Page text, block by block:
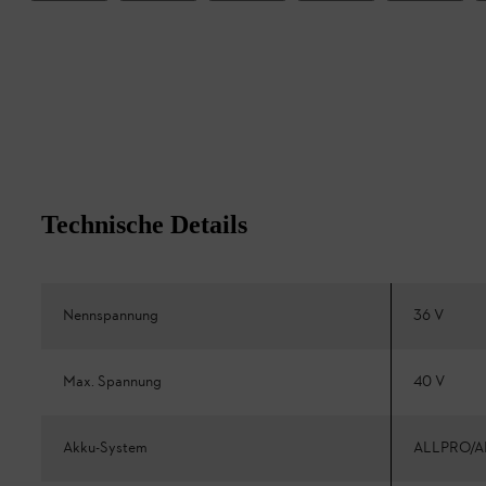
Technische Details
Nennspannung 36 V
Max. Spannung 40 V
Akku-System ALLPRO/